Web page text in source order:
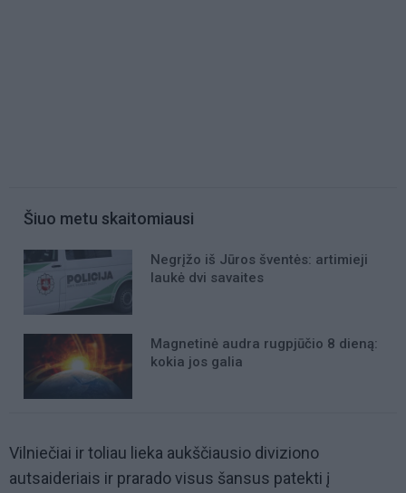
Šiuo metu skaitomiausi
Negrįžo iš Jūros šventės: artimieji
laukė dvi savaites
Magnetinė audra rugpjūčio 8 dieną:
kokia jos galia
Vilniečiai ir toliau lieka aukščiausio diviziono
autsaideriais ir prarado visus šansus patekti į